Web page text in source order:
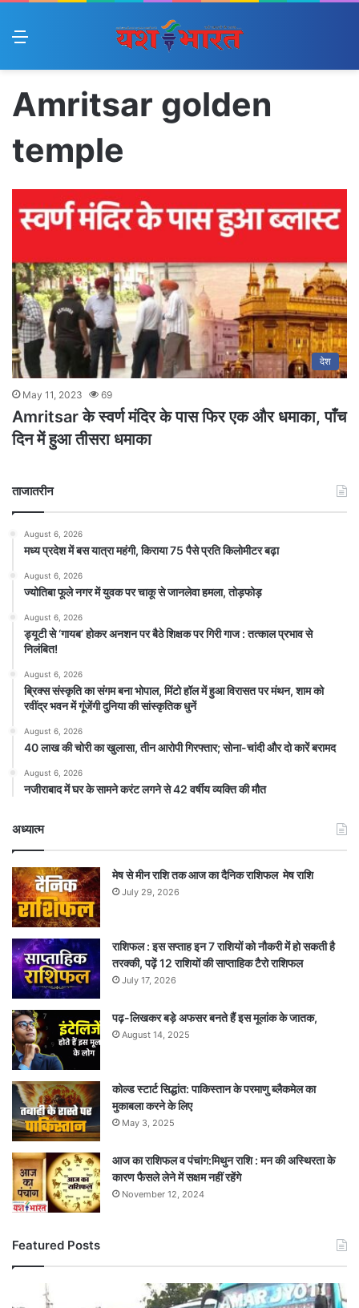
Menu
Amritsar golden
temple
देश
May 11, 2023 69
Amritsar के स्वर्ण मंदिर के पास फिर एक और धमाका, पाँच
दिन में हुआ तीसरा धमाका
ताजातरीन
August 6, 2026
मध्य प्रदेश में बस यात्रा महंगी, किराया 75 पैसे प्रति किलोमीटर बढ़ा
August 6, 2026
ज्योतिबा फूले नगर में युवक पर चाकू से जानलेवा हमला, तोड़फोड़
August 6, 2026
ड्यूटी से ‘गायब’ होकर अनशन पर बैठे शिक्षक पर गिरी गाज : तत्काल प्रभाव से
निलंबित!
August 6, 2026
ब्रिक्स संस्कृति का संगम बना भोपाल, मिंटो हॉल में हुआ विरासत पर मंथन, शाम को
रवींद्र भवन में गूंजेंगी दुनिया की सांस्कृतिक धुनें
August 6, 2026
40 लाख की चोरी का खुलासा, तीन आरोपी गिरफ्तार; सोना-चांदी और दो कारें बरामद
August 6, 2026
नजीराबाद में घर के सामने करंट लगने से 42 वर्षीय व्यक्ति की मौत
अध्यात्म
मेष से मीन राशि तक आज का दैनिक राशिफल मेष राशि
July 29, 2026
राशिफल : इस सप्ताह इन 7 राशियों को नौकरी में हो सकती है
तरक्की, पढ़ें 12 राशियों की साप्ताहिक टैरो राशिफल
July 17, 2026
पढ़-लिखकर बड़े अफसर बनते हैं इस मूलांक के जातक,
August 14, 2025
कोल्ड स्टार्ट सिद्धांत: पाकिस्तान के परमाणु ब्लैकमेल का
मुकाबला करने के लिए
May 3, 2025
आज का राशिफल व पंचांग:मिथुन राशि : मन की अस्थिरता के
कारण फैसले लेने में सक्षम नहीं रहेंगे
November 12, 2024
Featured Posts